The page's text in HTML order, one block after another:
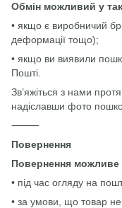
Обмін можливий у
• якщо є виробничий
деформації тощо);
• якщо ви виявили
Пошті.
Зв’яжіться з нами
надіславши фото
⸻
Повернення
Повернення
• під час огляду на
• за умови, що товар не